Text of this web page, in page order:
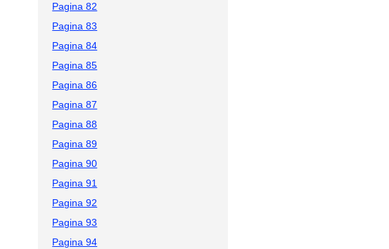
Pagina 82
Pagina 83
Pagina 84
Pagina 85
Pagina 86
Pagina 87
Pagina 88
Pagina 89
Pagina 90
Pagina 91
Pagina 92
Pagina 93
Pagina 94